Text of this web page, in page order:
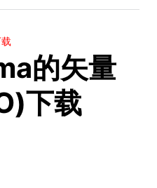
的矢量
下载